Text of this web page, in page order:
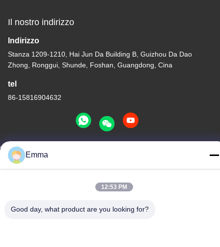
Il nostro indirizzo
Indirizzo
Stanza 1209-1210, Hai Jun Da Building B, Guizhou Da Dao
Zhong, Ronggui, Shunde, Foshan, Guangdong, Cina
tel
86-15816904632
Cina Buona qualità Supporto a catena chiave del metallo
Fornitore. -2026 SHUNDE IMEGA COMPANY LIMITED IMEGA
Emma
12:53 PM
Good day, what product are you looking for?